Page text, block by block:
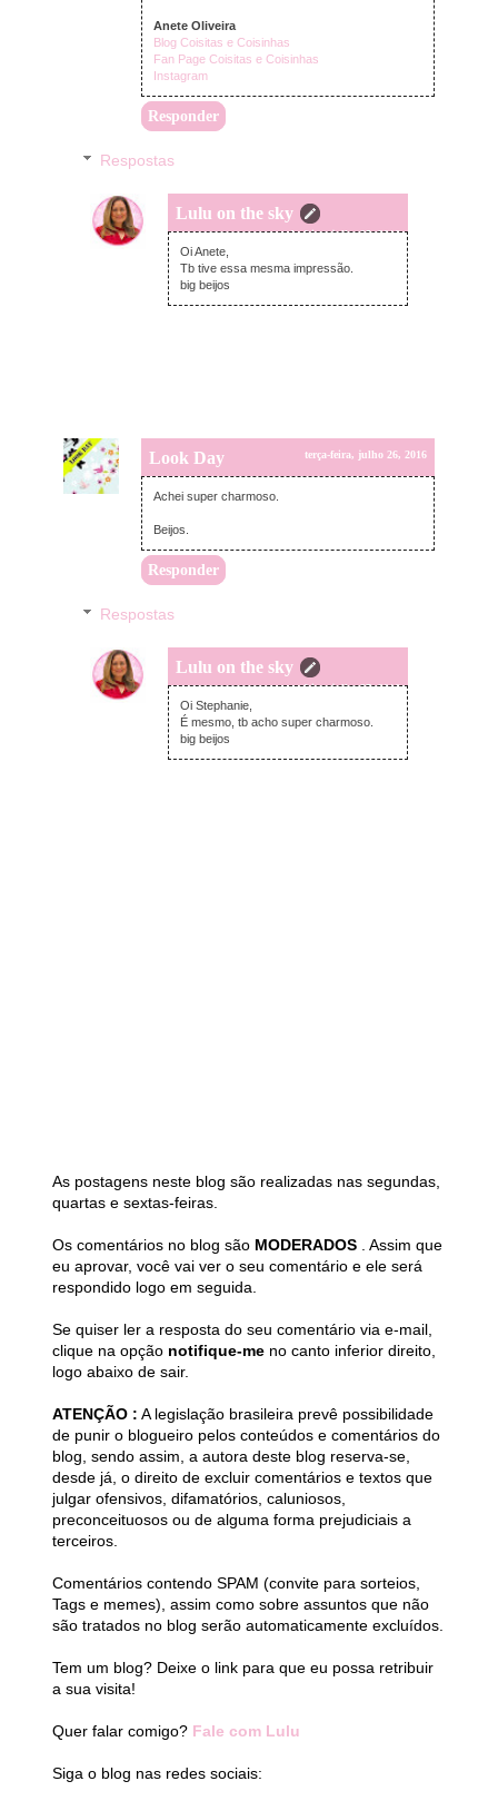
Anete Oliveira
Blog Coisitas e Coisinhas
Fan Page Coisitas e Coisinhas
Instagram
Responder
Respostas
Lulu on the sky
segunda-feira, julho 25, 2016
Oi Anete,
Tb tive essa mesma impressão.
big beijos
Look Day terça-feira, julho 26, 2016
Achei super charmoso.
Beijos.
Responder
Respostas
Lulu on the sky
quarta-feira, julho 27, 2016
Oi Stephanie,
É mesmo, tb acho super charmoso.
big beijos
As postagens neste blog são realizadas nas segundas,
quartas e sextas-feiras.
Os comentários no blog são MODERADOS . Assim que
eu aprovar, você vai ver o seu comentário e ele será
respondido logo em seguida.
Se quiser ler a resposta do seu comentário via e-mail,
clique na opção notifique-me no canto inferior direito,
logo abaixo de sair.
ATENÇÃO : A legislação brasileira prevê possibilidade
de punir o blogueiro pelos conteúdos e comentários do
blog, sendo assim, a autora deste blog reserva-se,
desde já, o direito de excluir comentários e textos que
julgar ofensivos, difamatórios, caluniosos,
preconceituosos ou de alguma forma prejudiciais a
terceiros.
Comentários contendo SPAM (convite para sorteios,
Tags e memes), assim como sobre assuntos que não
são tratados no blog serão automaticamente excluídos.
Tem um blog? Deixe o link para que eu possa retribuir
a sua visita!
Quer falar comigo? Fale com Lulu
Siga o blog nas redes sociais: